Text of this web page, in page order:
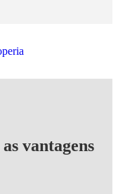
vantagens